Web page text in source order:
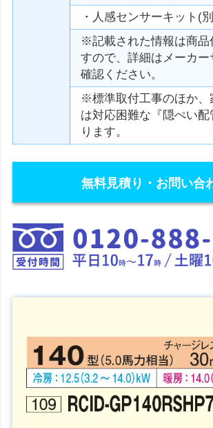
・人感センサーキット(
※記載された情報は商品
すので、詳細はメーカ
確認ください。
※標準取付工事のほか、
は対応困難な『隠ぺい
ります。
無料見積り・お問い合